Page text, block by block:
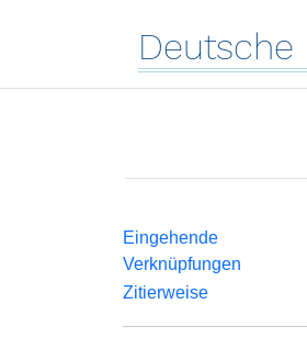
Deutsche
Eingehende
Verknüpfungen
Zitierweise